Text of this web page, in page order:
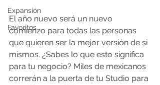
Expansión
Favoritos
El año nuevo será un nuevo
comienzo para todas las personas
que quieren ser la mejor versión de si
mismos. ¿Sabes lo que esto significa
para tu negocio? Miles de mexicanos
correrán a la puerta de tu Studio para